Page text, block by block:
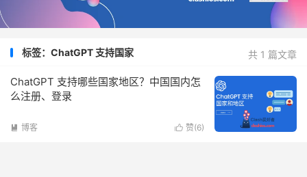
共 1 篇文章
标签：ChatGPT 支持国家
ChatGPT 支持哪些国家地区？中国国内怎
么注册、登录
 赞(6)
 博客